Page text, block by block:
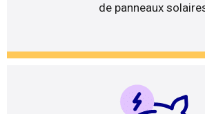
de panneaux